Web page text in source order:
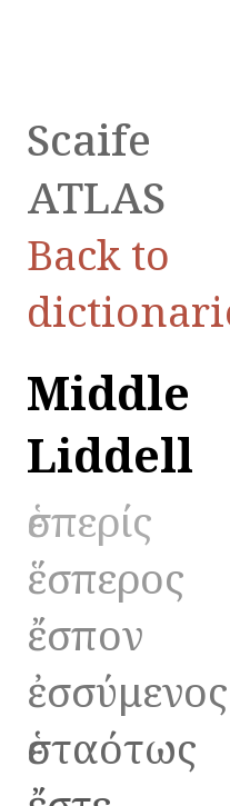
Scaife
ATLAS
Back to
Middle
Liddell
ἑσπερίς
ἕσπερος
ἔσπον
ἐσσύμενος
ἑσταότως